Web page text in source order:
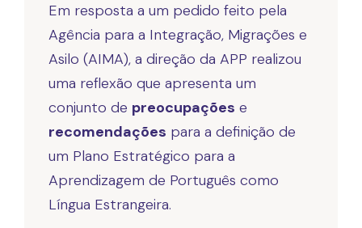
Em resposta a um pedido feito pela
Agência para a Integração, Migrações e
Asilo (AIMA), a direção da APP realizou
uma reflexão que apresenta um
conjunto de preocupações e
recomendações para a definição de
um Plano Estratégico para a
Aprendizagem de Português como
Língua Estrangeira.